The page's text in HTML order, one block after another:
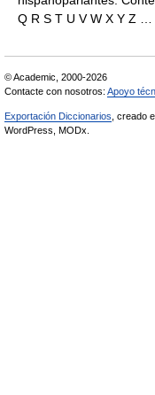
Q R S T U V W X Y Z …
© Academic, 2000-2026
Contacte con nosotros: Apoyo
Exportación Diccionarios , creado
WordPress, MODx.